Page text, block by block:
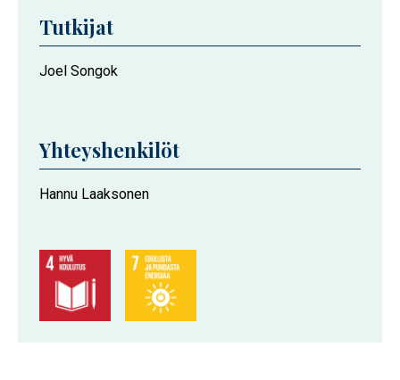
Tutkijat
Joel Songok
Yhteyshenkilöt
Hannu Laaksonen